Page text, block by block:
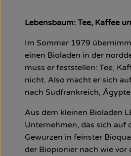
Lebensbaum: Tee, Kaffee
Im Sommer 1979
einen Bioladen in der
muss er feststellen: Tee,
nicht. Also macht er sich
nach Südfrankreich,
Aus dem kleinen Bioladen
Unternehmen, das sich auf
Gewürzen in feinster
der Biopionier nach wie